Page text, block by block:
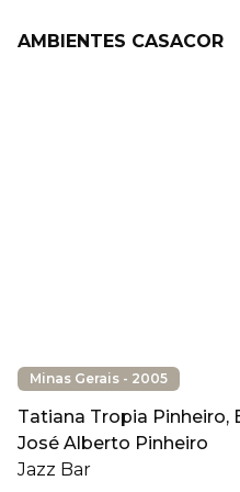
AMBIENTES CASACOR
Minas Gerais - 2005
Tatiana Tropia Pinheiro,
José Alberto Pinheiro
Jazz Bar